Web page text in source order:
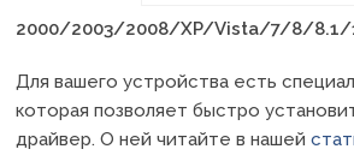
2000/2003/2008/XP/Vista/7/8/8.1/
Для вашего устройства есть
которая позволяет быстро
драйвер. О ней читайте в нашей